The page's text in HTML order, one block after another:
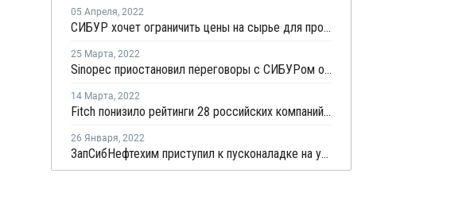
05 Апреля, 2022
СИБУР хочет ограничить цены на сырье для производства нефтехимической продукции
25 Марта, 2022
Sinopec приостановил переговоры с СИБУРом об инвестициях в нефтехимический завод в России
14 Марта, 2022
Fitch понизило рейтинги 28 российских компаний до "CC", включая СИБУР, "Газпром нефть", Лукойл, Башнефть и КОС
26 Января, 2022
ЗапСибНефтехим приступил к пусконаладке на установке дегидрирования пропана в рамках ее модернизации